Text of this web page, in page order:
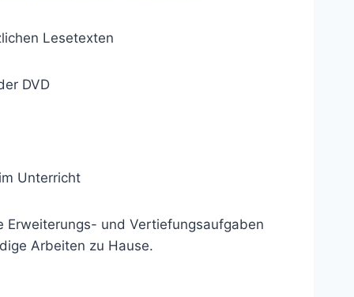
Lesetexten
DVD
Unterricht
Erweiterungs- und Vertiefungsaufgaben
Arbeiten zu Hause.